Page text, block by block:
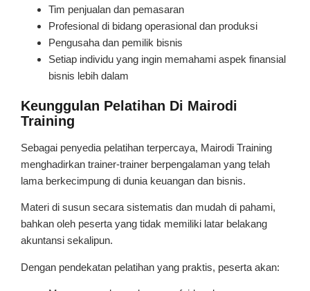
Tim penjualan dan pemasaran
Profesional di bidang operasional dan produksi
Pengusaha dan pemilik bisnis
Setiap individu yang ingin memahami aspek finansial
bisnis lebih dalam
Keunggulan Pelatihan Di Mairodi
Training
Sebagai penyedia pelatihan terpercaya, Mairodi Training
menghadirkan trainer-trainer berpengalaman yang telah
lama berkecimpung di dunia keuangan dan bisnis.
Materi di susun secara sistematis dan mudah di pahami,
bahkan oleh peserta yang tidak memiliki latar belakang
akuntansi sekalipun.
Dengan pendekatan pelatihan yang praktis, peserta akan: